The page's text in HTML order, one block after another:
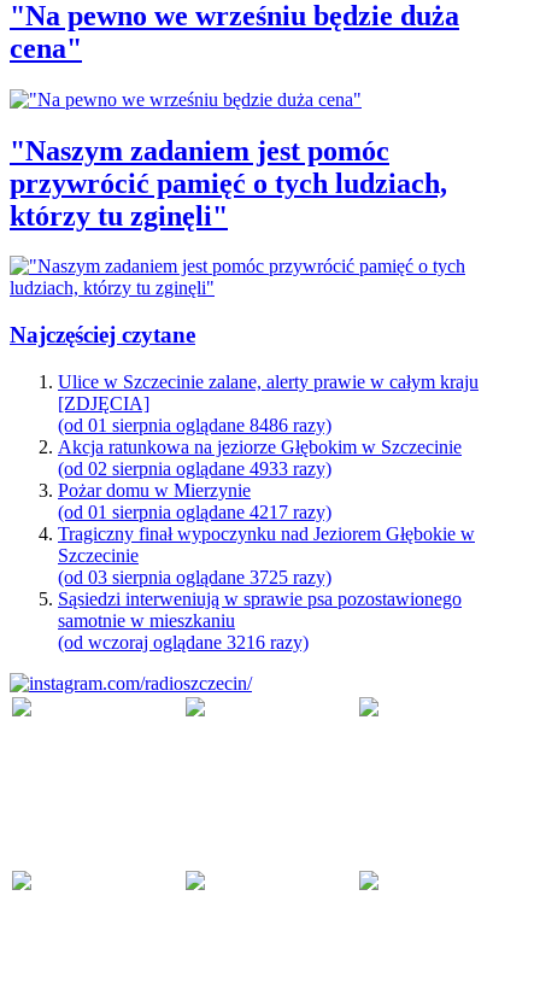
"Na pewno we wrześniu będzie duża
cena"
"Naszym zadaniem jest pomóc
przywrócić pamięć o tych ludziach,
którzy tu zginęli"
Najczęściej czytane
Ulice w Szczecinie zalane, alerty prawie w całym kraju
[ZDJĘCIA]
(od 01 sierpnia oglądane 8486 razy)
Akcja ratunkowa na jeziorze Głębokim w Szczecinie
(od 02 sierpnia oglądane 4933 razy)
Pożar domu w Mierzynie
(od 01 sierpnia oglądane 4217 razy)
Tragiczny finał wypoczynku nad Jeziorem Głębokie w
Szczecinie
(od 03 sierpnia oglądane 3725 razy)
Sąsiedzi interweniują w sprawie psa pozostawionego
samotnie w mieszkaniu
(od wczoraj oglądane 3216 razy)